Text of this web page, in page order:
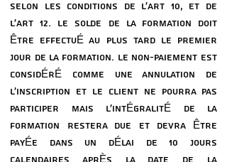
SELON LES CONDITIONS DE L’ART 10, ET DE
L’ART 12. LE SOLDE DE LA FORMATION DOIT
ÊTRE EFFECTUÉ AU PLUS TARD LE PREMIER
JOUR DE LA FORMATION. LE NON-PAIEMENT EST
CONSIDÉRÉ COMME UNE ANNULATION DE
L’INSCRIPTION ET LE CLIENT NE POURRA PAS
PARTICIPER MAIS L’INTÉGRALITÉ DE LA
FORMATION RESTERA DUE ET DEVRA ÊTRE
PAYÉE DANS UN DÉLAI DE 10 JOURS